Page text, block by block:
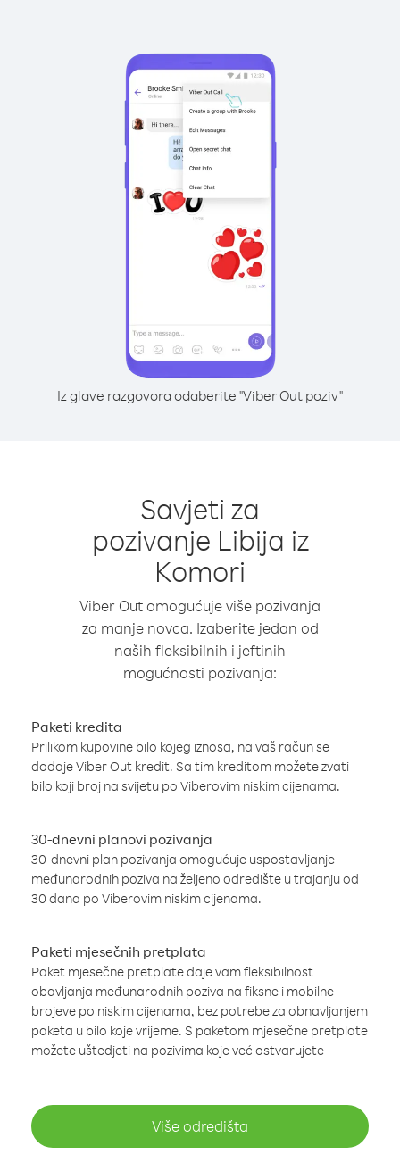
Iz glave razgovora odaberite "Viber Out poziv"
Savjeti za
pozivanje Libija iz
Komori
Viber Out omogućuje više pozivanja
za manje novca. Izaberite jedan od
naših fleksibilnih i jeftinih
mogućnosti pozivanja:
Paketi kredita
Prilikom kupovine bilo kojeg iznosa, na vaš račun se
dodaje Viber Out kredit. Sa tim kreditom možete zvati
bilo koji broj na svijetu po Viberovim niskim cijenama.
30-dnevni planovi pozivanja
30-dnevni plan pozivanja omogućuje uspostavljanje
međunarodnih poziva na željeno odredište u trajanju od
30 dana po Viberovim niskim cijenama.
Paketi mjesečnih pretplata
Paket mjesečne pretplate daje vam fleksibilnost
obavljanja međunarodnih poziva na fiksne i mobilne
brojeve po niskim cijenama, bez potrebe za obnavljanjem
paketa u bilo koje vrijeme. S paketom mjesečne pretplate
možete uštedjeti na pozivima koje već ostvarujete
Više odredišta